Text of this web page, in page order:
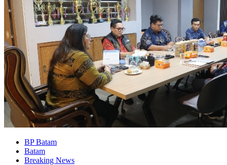
BP Batam
Batam
Breaking News